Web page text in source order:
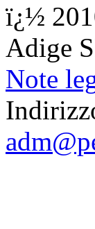
ï¿½
Adige
Note